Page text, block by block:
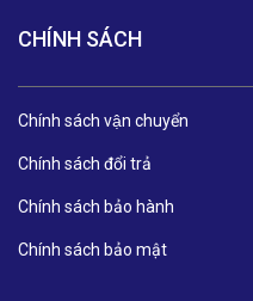
CHÍNH SÁCH
Chính sách vận chuyển
Chính sách đổi trả
Chính sách bảo hành
Chính sách bảo mật